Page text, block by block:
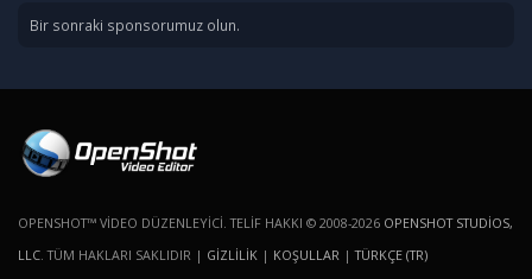
Bir sonraki sponsorumuz olun.
OPENSHOT™ VIDEO DÜZENLEYICI. TELIF HAKKI © 2008-2026 OPENSHOT STUDIOS,
LLC . TÜM HAKLARI SAKLIDIR | GIZLILIK | KOŞULLAR |TÜRKÇE (TR)